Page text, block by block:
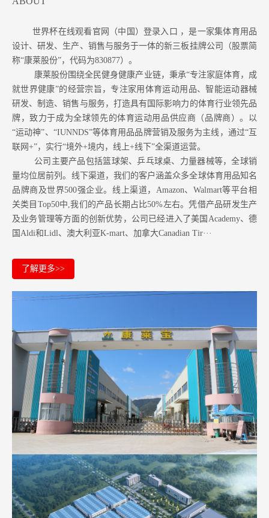
世界杯在线观看官网（中国）登录入口 ，是一家集体育用品
设计、研发、生产、销售与服务于一体的新三板挂牌公司（股票简
称“康莱股份”，代码为830877）。
康莱股份围绕全民健身健康产业链，秉承“专注家庭体育，成
就世界健康”的经营宗旨，专注家用体育运动用品、智能运动器械
研发、制造、销售与服务，打造具有国际影响力的体育行业领先品
牌，致力于成为全球领先的体育运动用品供应商（品牌商）。以
“运动神”、“IUNNDS”等体育用品品牌营销及服务为主线，通过“互
联网+”，实行“境外+境内，线上+线下”全渠道运营。
公司主要产品包括篮球架、乒乓球桌、力量器械等，全球销
量均位居前列。 线下渠道，我们的客户涵盖众多全球体育用品知名
品牌商及世界500强企业。 线上渠道，Amazon、Walmart等平台相
关类目Top50中,我们的产品长期占比50%左右。凭借产品研发生产
及业务管理等方面的创新优势，公司已经进入了美国Academy、德
国Aldi和Lidl、澳大利亚K-mart、加拿大Canadian Tir···
了解更多>>